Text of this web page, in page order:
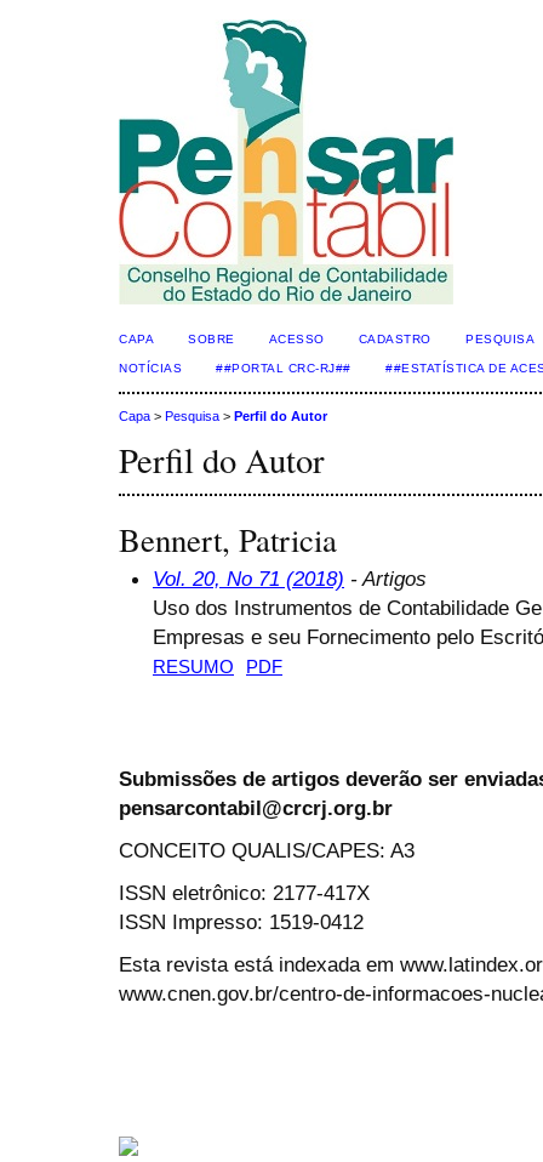
CAPA SOBRE ACESSO CADASTRO PESQUISA
NOTÍCIAS ##PORTAL CRC-RJ## ##ESTATÍSTICA DE
Capa > Pesquisa > Perfil do Autor
Perfil do Autor
Bennert, Patricia
Vol. 20, No 71 (2018) - Artigos
Uso dos Instrumentos de Contabilidade
Empresas e seu Fornecimento pelo
RESUMO PDF
Submissões de artigos deverão ser
pensarcontabil@crcrj.org.br
CONCEITO QUALIS/CAPES: A3
ISSN eletrônico: 2177-417X
ISSN Impresso: 1519-0412
Esta revista está indexada em
www.cnen.gov.br/centro-de-informacoes-